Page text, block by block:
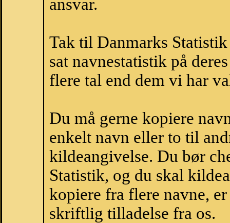
ansvar.
Tak til Danmarks
sat navnestatistik på
flere tal end dem vi har
Du må gerne kopiere
enkelt navn eller to til
kildeangivelse. Du bør
Statistik, og du skal
kopiere fra flere navne,
skriftlig tilladelse fra os.